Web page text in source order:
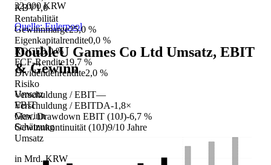
KBV1,6
Rentabilität
Gewinnmarge25,0 %
Eigenkapitalrendite0,0 %
ROCE0,0 %
FCF-Rendite19,7 %
Dividendenrendite2,0 %
Risiko
Verschuldung / EBIT—
Verschuldung / EBITDA-1,8×
Max. Drawdown EBIT (10J)-6,7 %
Gewinnkontinuität (10J)9/10 Jahre
Umsatz
in Mrd. KRW
32.000 KRW
Quelle: Eulerpool
DoubleU Games Co Ltd Umsatz, EBIT
& Gewinn
Umsatz
EBIT
Gewinn
Schätzung